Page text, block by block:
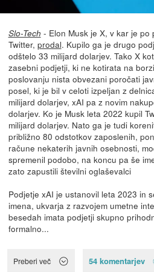
Slo-Tech - Elon Musk je X, v kar je po
Twitter, prodal. Kupilo ga je drugo
odštelo 33 milijard dolarjev. Tako X
zasebni podjetji, ki ne kotirata na
poslovanju nista obvezani poročati
posel, ki je bil v celoti izpeljan z
milijard dolarjev, xAI pa z novim
dolarjev. Ko je Musk leta 2022 kupil
milijard dolarjev. Nato ga je tudi
približno 80 odstotkov zaposlenih,
račune nekaterih javnih osebnosti,
spremenil podobo, na koncu pa še
zato zapustili številni oglaševalci
Podjetje xAI je ustanovil leta 2023 in
imena, ukvarja z razvojem umetne
besedah imata podjetji skupno
formalno...
Preberi več 54 komentarjev